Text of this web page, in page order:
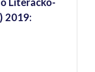
2019: